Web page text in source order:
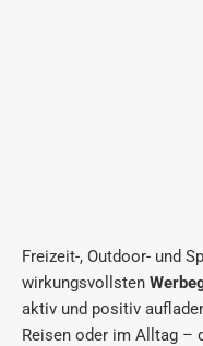
Freizeit-, Outdoor- und
wirkungsvollsten
aktiv und positiv
Reisen oder im Alltag –